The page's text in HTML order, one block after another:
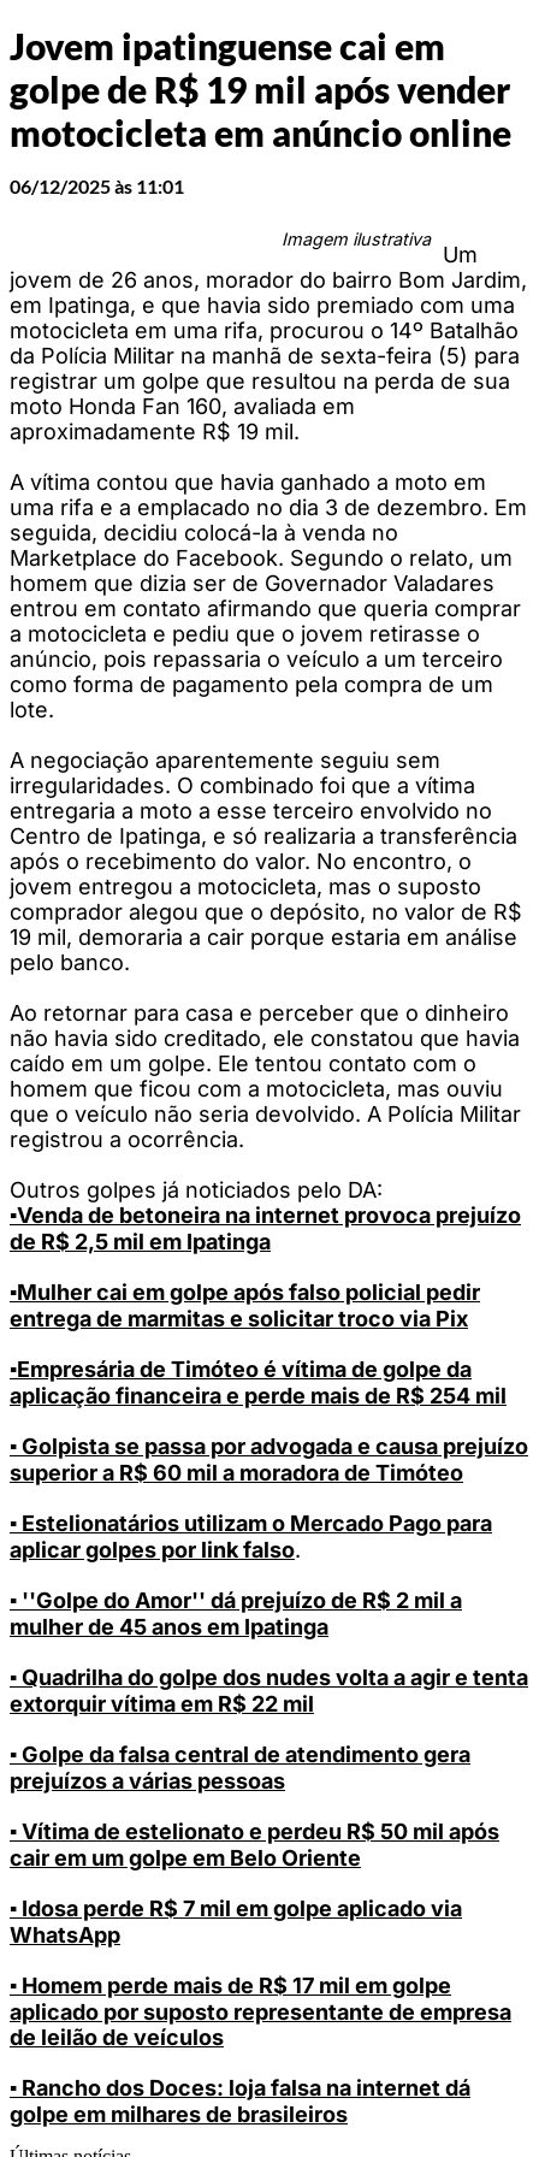
Jovem ipatinguense cai em
golpe de R$ 19 mil após vender
motocicleta em anúncio online
06/12/2025 às 11:01
Imagem ilustrativa
Um
jovem de 26 anos, morador do bairro Bom Jardim,
em Ipatinga, e que havia sido premiado com uma
motocicleta em uma rifa, procurou o 14º Batalhão
da Polícia Militar na manhã de sexta-feira (5) para
registrar um golpe que resultou na perda de sua
moto Honda Fan 160, avaliada em
aproximadamente R$ 19 mil.
A vítima contou que havia ganhado a moto em
uma rifa e a emplacado no dia 3 de dezembro. Em
seguida, decidiu colocá-la à venda no
Marketplace do Facebook. Segundo o relato, um
homem que dizia ser de Governador Valadares
entrou em contato afirmando que queria comprar
a motocicleta e pediu que o jovem retirasse o
anúncio, pois repassaria o veículo a um terceiro
como forma de pagamento pela compra de um
lote.
A negociação aparentemente seguiu sem
irregularidades. O combinado foi que a vítima
entregaria a moto a esse terceiro envolvido no
Centro de Ipatinga, e só realizaria a transferência
após o recebimento do valor. No encontro, o
jovem entregou a motocicleta, mas o suposto
comprador alegou que o depósito, no valor de R$
19 mil, demoraria a cair porque estaria em análise
pelo banco.
Ao retornar para casa e perceber que o dinheiro
não havia sido creditado, ele constatou que havia
caído em um golpe. Ele tentou contato com o
homem que ficou com a motocicleta, mas ouviu
que o veículo não seria devolvido. A Polícia Militar
registrou a ocorrência.
Outros golpes já noticiados pelo DA:
▪️Venda de betoneira na internet provoca prejuízo
de R$ 2,5 mil em Ipatinga
▪️Mulher cai em golpe após falso policial pedir
entrega de marmitas e solicitar troco via Pix
▪️Empresária de Timóteo é vítima de golpe da
aplicação financeira e perde mais de R$ 254 mil
▪️ Golpista se passa por advogada e causa prejuízo
superior a R$ 60 mil a moradora de Timóteo
▪️ Estelionatários utilizam o Mercado Pago para
aplicar golpes por link falso.
▪️ ''Golpe do Amor'' dá prejuízo de R$ 2 mil a
mulher de 45 anos em Ipatinga
▪️ Quadrilha do golpe dos nudes volta a agir e tenta
extorquir vítima em R$ 22 mil
▪️ Golpe da falsa central de atendimento gera
prejuízos a várias pessoas
▪️ Vítima de estelionato e perdeu R$ 50 mil após
cair em um golpe em Belo Oriente
▪️ Idosa perde R$ 7 mil em golpe aplicado via
WhatsApp
▪️ Homem perde mais de R$ 17 mil em golpe
aplicado por suposto representante de empresa
de leilão de veículos
▪️ Rancho dos Doces: loja falsa na internet dá
golpe em milhares de brasileiros